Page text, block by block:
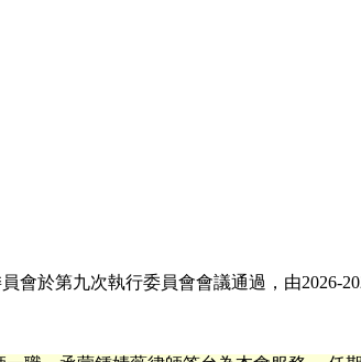
會於第九次執行委員會會議通過，由2026-